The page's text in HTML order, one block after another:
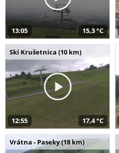
13:05 15,3 °C
Ski Krušetnica (10 km)
12:55 17,4 °C
Vrátna - Paseky (18 km)